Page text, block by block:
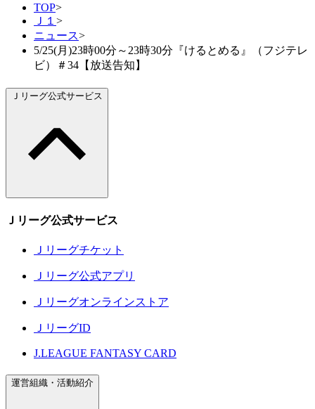
TOP>
Ｊ１ >
ニュース>
5/25(月)23時00分～23時30分『けるとめる』（フジテレ
ビ）＃34【放送告知】
Ｊリーグ公式サービス
Ｊリーグ公式サービス
Ｊリーグチケット
Ｊリーグ公式アプリ
Ｊリーグオンラインストア
ＪリーグID
J.LEAGUE FANTASY CARD
運営組織・活動紹介